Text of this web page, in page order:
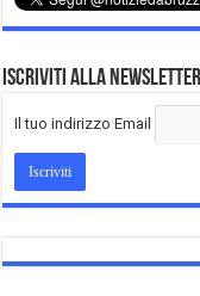
Iscriviti alla Newsletter
Il tuo indirizzo Email